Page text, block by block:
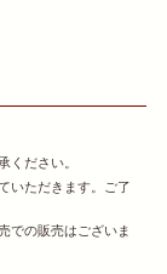
ください。
いただきます。ご了
での販売はございま